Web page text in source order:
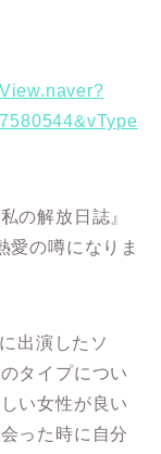
の解放日誌』
愛の噂になりま
出演したソ
タイプについ
い女性が良い
った時に自分